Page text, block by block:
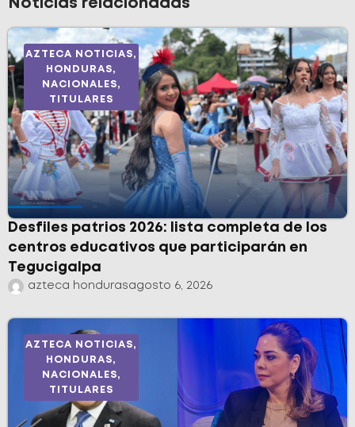
Noticias relacionadas
AZTECA NOTICIAS,
HONDURAS,
NACIONALES,
TITULARES
Desfiles patrios 2026: lista completa de los
centros educativos que participarán en
Tegucigalpa
azteca hondurasagosto 6, 2026
AZTECA NOTICIAS,
HONDURAS,
NACIONALES,
TITULARES